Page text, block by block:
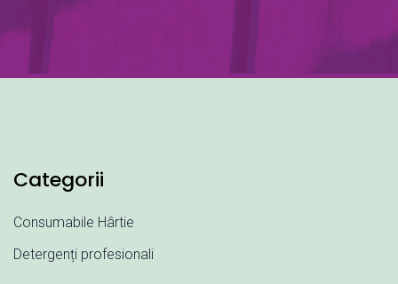
Categorii
Consumabile Hârtie
Detergenți profesionali